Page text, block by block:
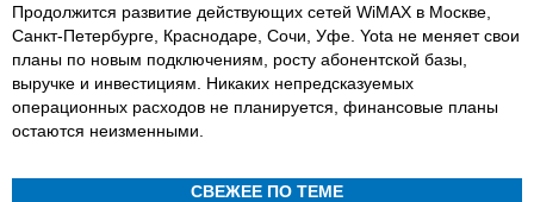
Продолжится развитие действующих сетей WiMAX в Москве,
Санкт-Петербурге, Краснодаре, Сочи, Уфе. Yota не меняет свои
планы по новым подключениям, росту абонентской базы,
выручке и инвестициям. Никаких непредсказуемых
операционных расходов не планируется, финансовые планы
остаются неизменными.
СВЕЖЕЕ ПО ТЕМЕ